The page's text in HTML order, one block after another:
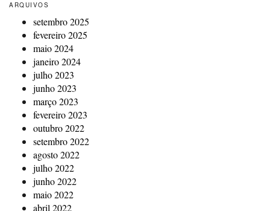
ARQUIVOS
setembro 2025
fevereiro 2025
maio 2024
janeiro 2024
julho 2023
junho 2023
março 2023
fevereiro 2023
outubro 2022
setembro 2022
agosto 2022
julho 2022
junho 2022
maio 2022
abril 2022